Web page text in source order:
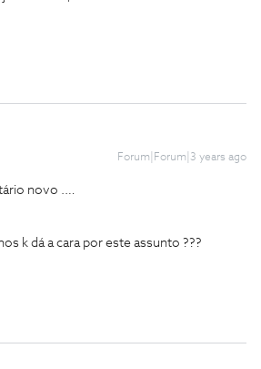
Forum|Forum|3 years ago
novo .…
k dá a cara por este assunto ???